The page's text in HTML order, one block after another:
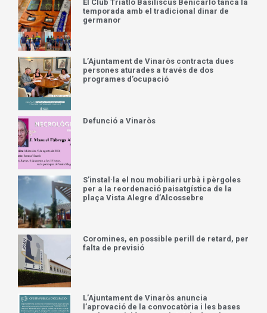
El Club Triatló Basiliscus Benicarló tanca la
temporada amb el tradicional dinar de
germanor
L’Ajuntament de Vinaròs contracta dues
persones aturades a través de dos
programes d’ocupació
Defunció a Vinaròs
S’instal·la el nou mobiliari urbà i pèrgoles
per a la reordenació paisatgística de la
plaça Vista Alegre d’Alcossebre
Coromines, en possible perill de retard, per
falta de previsió
L’Ajuntament de Vinaròs anuncia
l’aprovació de la convocatòria i les bases